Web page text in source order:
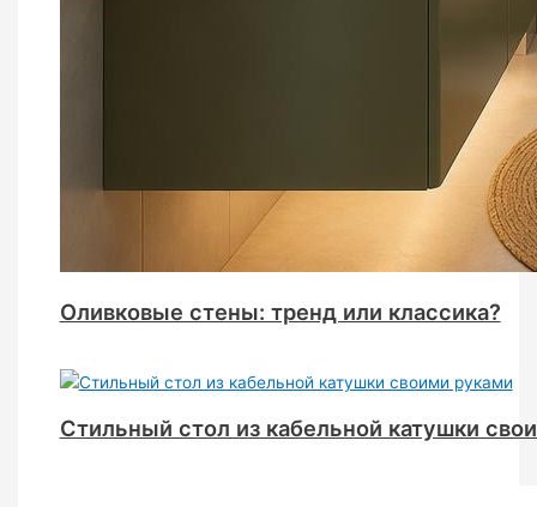
Оливковые стены: тренд или классика?
Стильный стол из кабельной катушки